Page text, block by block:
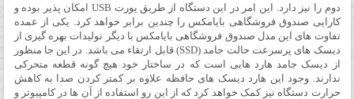
دوم را نیز دارد. این امر در این دستگاه از طریق پورت USB امکان پذیر بوده و
کارایی صندوق فروشگاهی بایامکس را چندین برابر خواهد کرد. یکی از عمده
تفاوت های این مدل صندوق فروشگاهی بایامکس با دیگر تولیدات بهره گیری از
دیسک های پرسرعت حالت جامد (SSD) قابل ارتقاء می باشد. در این جا منظور
از دیسک جامد هارد هایی است که در ساختار خود هیچ گونه قطعه متحرکی
ندارند. وجود این هارد دیسک های حافظه علاوه بر کمتر کردن صدا به کاهش
حرارت دستگاه نیز کمک خواهد کرد که از این رو استفاده از آن ها در کامپیوتر و